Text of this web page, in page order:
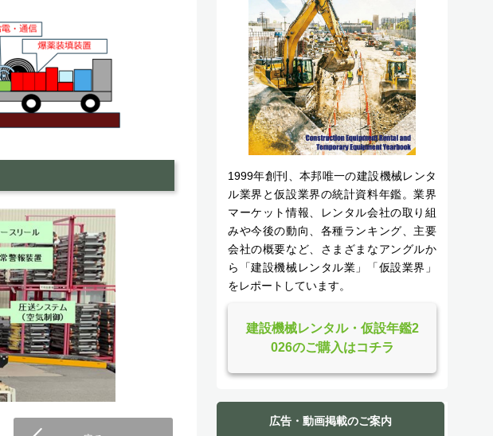
1999年創刊、本邦唯一の建設機械レンタ
ル業界と仮設業界の統計資料年鑑。業界
マーケット情報、レンタル会社の取り組
みや今後の動向、各種ランキング、主要
会社の概要など、さまざまなアングルか
ら「建設機械レンタル業」「仮設業界」
をレポートしています。
建設機械レンタル・仮設年鑑2
026のご購入はコチラ
広告・動画掲載のご案内